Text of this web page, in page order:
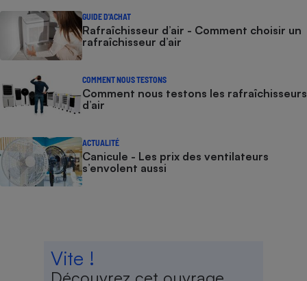
GUIDE D'ACHAT
Rafraîchisseur d’air - Comment choisir un
rafraîchisseur d’air
COMMENT NOUS TESTONS
Comment nous testons les rafraîchisseurs
d’air
ACTUALITÉ
Canicule - Les prix des ventilateurs
s’envolent aussi
Vite !